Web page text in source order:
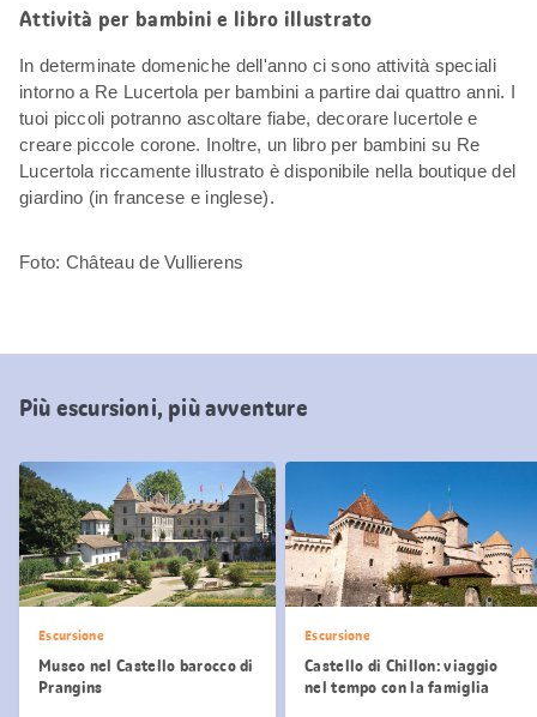
Attività per bambini e libro illustrato
In determinate domeniche dell'anno ci sono attività speciali
intorno a Re Lucertola per bambini a partire dai quattro anni. I
tuoi piccoli potranno ascoltare fiabe, decorare lucertole e
creare piccole corone. Inoltre, un libro per bambini su Re
Lucertola riccamente illustrato è disponibile nella boutique del
giardino (in francese e inglese).
Foto: Château de Vullierens
Più escursioni, più avventure
Escursione
Museo nel Castello barocco di
Prangins
Escursione
Castello di Chillon: viaggio
nel tempo con la famiglia